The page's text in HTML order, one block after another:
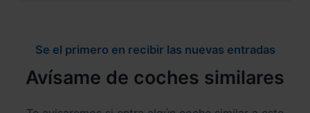
Se el primero en recibir las nuevas entradas
Avísame de coches similares